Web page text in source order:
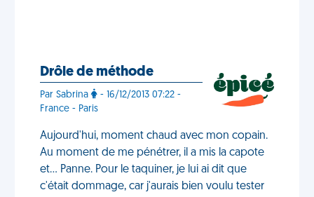
Drôle de méthode
Par Sabrina
- 16/12/2013 07:22 -
France - Paris
Aujourd'hui, moment chaud avec mon copain.
Au moment de me pénétrer, il a mis la capote
et... Panne. Pour le taquiner, je lui ai dit que
c'était dommage, car j'aurais bien voulu tester